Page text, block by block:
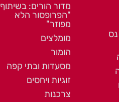
מדור הורים: בשיתוף
"הפרופסור הלא
מפוזר"
מומלצים
הומור
מסעדות ובתי קפה
זוגיות ויחסים
צרכנות